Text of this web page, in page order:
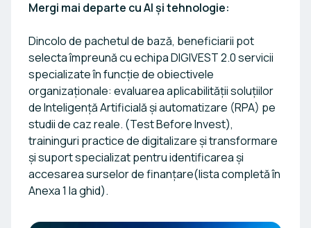
Mergi mai departe cu AI și tehnologie:
Dincolo de pachetul de bază, beneficiarii pot
selecta împreună cu echipa DIGIVEST 2.0 servicii
specializate în funcție de obiectivele
organizaționale: evaluarea aplicabilității soluțiilor
de Inteligență Artificială și automatizare (RPA) pe
studii de caz reale. (Test Before Invest),
traininguri practice de digitalizare și transformare
și suport specializat pentru identificarea și
accesarea surselor de finanțare(lista completă în
Anexa 1 la ghid).